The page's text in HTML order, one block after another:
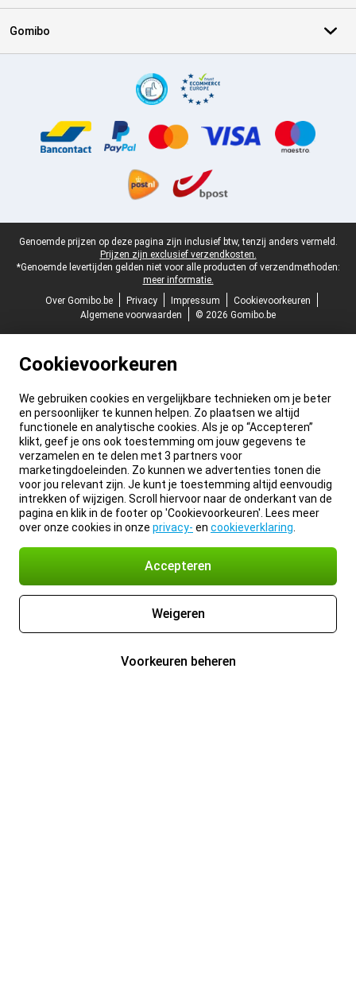
Gomibo
Juridische voettekst
Genoemde prijzen op deze pagina zijn inclusief btw, tenzij anders vermeld.
Prijzen zijn exclusief verzendkosten.
*Genoemde levertijden gelden niet voor alle producten of verzendmethoden:
meer informatie.
Over Gomibo.be
Privacy Impressum
Cookievoorkeuren
Algemene voorwaarden
© 2026 Gomibo.be
Cookievoorkeuren
We gebruiken cookies en vergelijkbare technieken om je beter
en persoonlijker te kunnen helpen. Zo plaatsen we altijd
functionele en analytische cookies. Als je op “Accepteren”
klikt, geef je ons ook toestemming om jouw gegevens te
verzamelen en te delen met 3 partners voor
marketingdoeleinden. Zo kunnen we advertenties tonen die
voor jou relevant zijn. Je kunt je toestemming altijd eenvoudig
intrekken of wijzigen. Scroll hiervoor naar de onderkant van de
pagina en klik in de footer op 'Cookievoorkeuren'. Lees meer
over onze cookies in onze privacy- en cookieverklaring
Accepteren
Weigeren
Voorkeuren beheren